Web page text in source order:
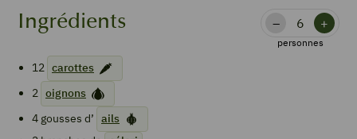
Ingrédients – +
personnes
12 carottes
2 oignons
4 gousses d’ ails